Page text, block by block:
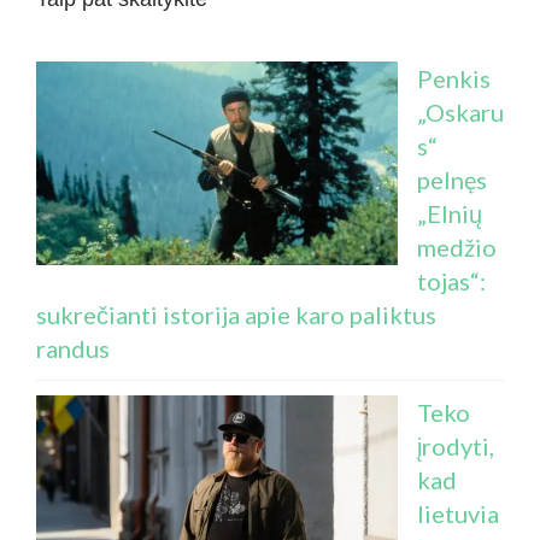
Penkis
„Oskaru
s“
pelnęs
„Elnių
medžio
tojas“:
sukrečianti istorija apie karo paliktus
randus
Teko
įrodyti,
kad
lietuvia